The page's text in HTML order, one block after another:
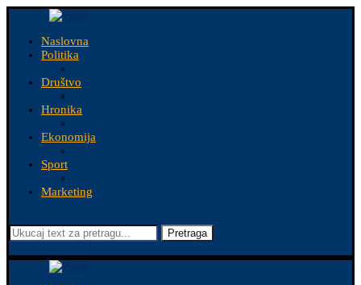
Naslovna
Politika
Društvo
Hronika
Ekonomija
Sport
Marketing
Pretraga